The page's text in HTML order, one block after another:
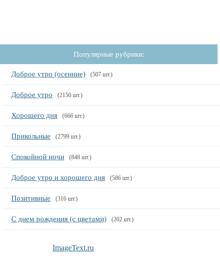
Популярные рубрики:
Доброе утро (осенние) (507 шт.)
Доброе утро (2150 шт.)
Хорошего дня (666 шт.)
Прикольные (2799 шт.)
Спокойной ночи (848 шт.)
Доброе утро и хорошего дня (586 шт.)
Позитивные (316 шт.)
С днем рождения (с цветами) (202 шт.)
ImageText.ru